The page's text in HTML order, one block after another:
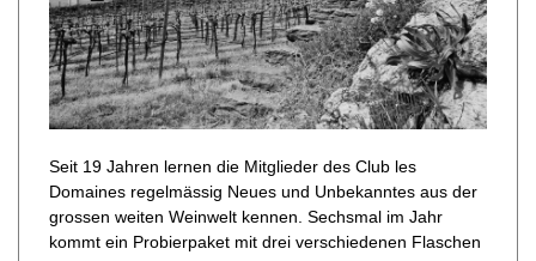
Seit 19 Jahren lernen die Mitglieder des Club les
Domaines regelmässig Neues und Unbekanntes aus der
grossen weiten Weinwelt kennen. Sechsmal im Jahr
kommt ein Probierpaket mit drei verschiedenen Flaschen